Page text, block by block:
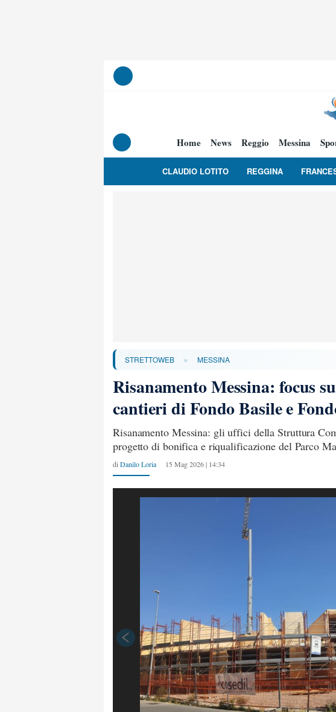
Home News Reggio Messina
CLAUDIO LOTITO REGGINA
STRETTOWEB » MESSINA
Risanamento Messina: focus
cantieri di Fondo Basile e
Risanamento Messina: gli uffici della Struttura
progetto di bonifica e riqualificazione del Parco
di Danilo Loria 15 Mag 2026 | 14:34